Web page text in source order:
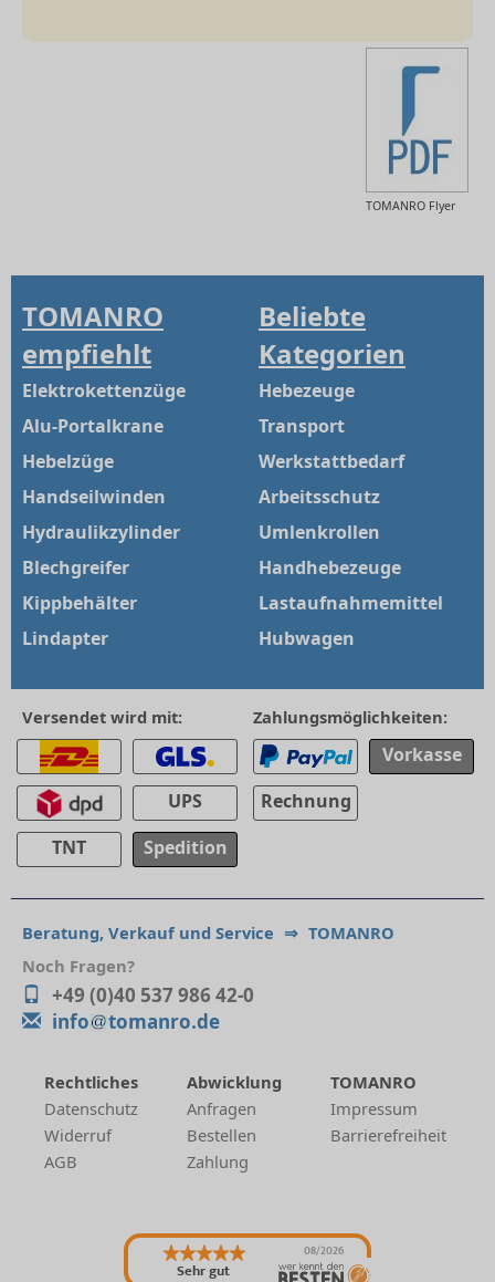
TOMANRO Flyer
TOMANRO
empfiehlt
Elektrokettenzüge
Alu-Portalkrane
Hebelzüge
Handseilwinden
Hydraulikzylinder
Blechgreifer
Kippbehälter
Lindapter
Beliebte
Kategorien
Hebezeuge
Transport
Werkstattbedarf
Arbeitsschutz
Umlenkrollen
Handhebezeuge
Lastaufnahmemittel
Hubwagen
Versendet wird mit:
UPS
TNT
Spedition
Zahlungsmöglichkeiten:
Vorkasse
Rechnung
Beratung, Verkauf und Service ⇒ TOMANRO
Noch Fragen?
+49 (0)40 537 986 42-0
info
tomanro.de
Rechtliches
Datenschutz
Widerruf
AGB
Abwicklung
Anfragen
Bestellen
Zahlung
TOMANRO
Impressum
Barrierefreiheit
Sehr gut
08/2026